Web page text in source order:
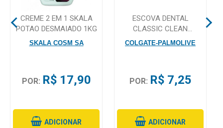
Aparelhos
Monitores
e
Utilidade
CREME 2 EM 1 SKALA
POTAO DESMAIADO 1KG
SKALA COSM SA
POR: R$ 17,90
ADICIONAR
ESCOVA DENTAL
CLASSIC CLEAN
COLGATE
COLGATE-PALMOLIVE
POR: R$ 7,25
ADICIONAR